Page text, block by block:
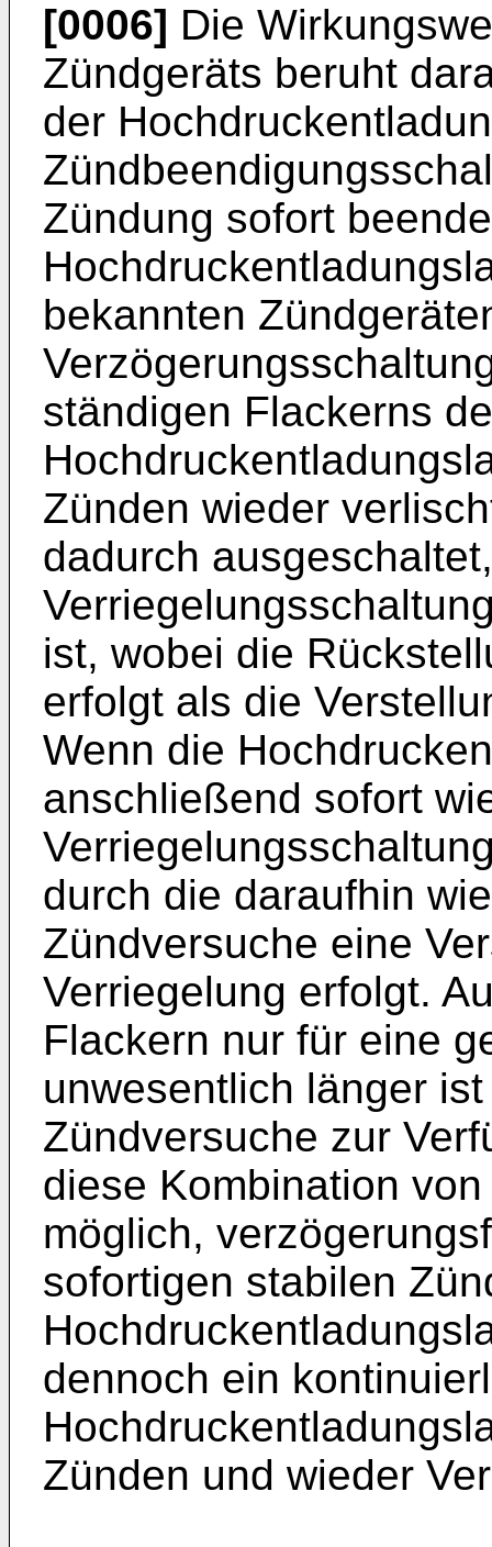
[0006] Die
Zündgeräts beruht
der
Zündung sofort
bekannten
ständigen Flackerns
Zünden wieder
dadurch
ist, wobei die
erfolgt als die
Wenn die
anschließend sofort
durch die daraufhin
Zündversuche eine
Verriegelung erfolgt.
Flackern nur für eine
unwesentlich länger
Zündversuche zur
diese Kombination
möglich,
sofortigen stabilen
dennoch ein
Zünden und wieder